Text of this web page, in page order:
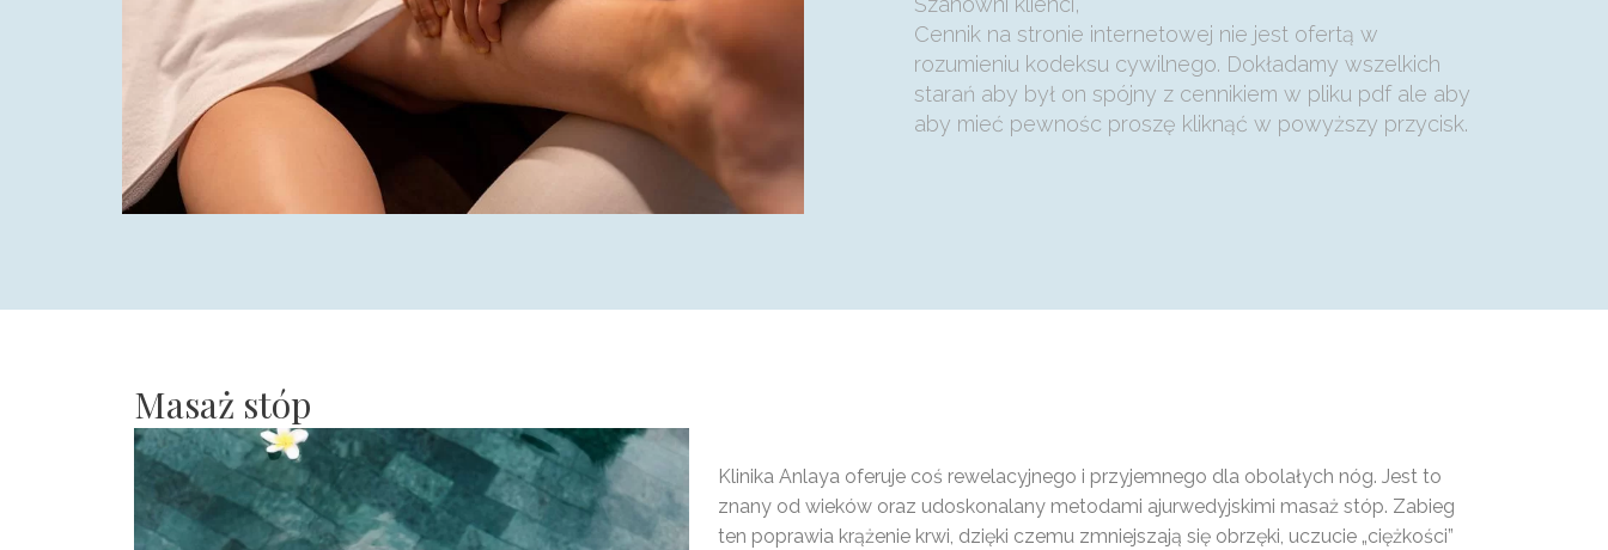
Cennik na stronie internetowej nie jest ofertą w
rozumieniu kodeksu cywilnego. Dokładamy wszelkich
starań aby był on spójny z cennikiem w pliku pdf ale aby
aby mieć pewnośc proszę kliknąć w powyższy przycisk.
Masaż stóp
Klinika Anlaya oferuje coś rewelacyjnego i przyjemnego dla obolałych nóg. Jest to
znany od wieków oraz udoskonalany metodami ajurwedyjskimi masaż stóp. Zabieg
ten poprawia krążenie krwi, dzięki czemu zmniejszają się obrzęki, uczucie „ciężkości”